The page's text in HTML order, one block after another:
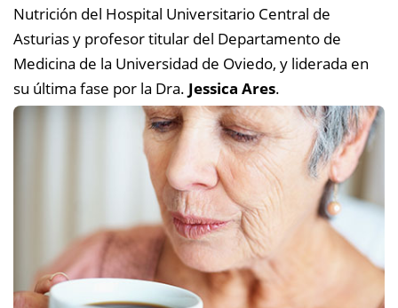
Nutrición del Hospital Universitario Central de
Asturias y profesor titular del Departamento de
Medicina de la Universidad de Oviedo, y liderada en
su última fase por la Dra. Jessica Ares.